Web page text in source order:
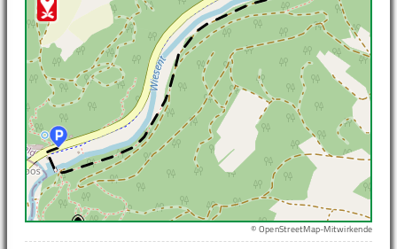
© OpenStreetMap-Mitwirkende